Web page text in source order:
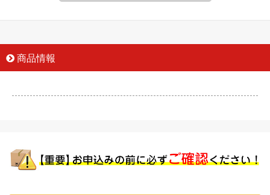
商品情報